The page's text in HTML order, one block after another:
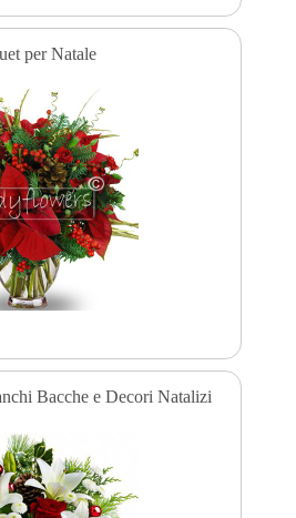
per Natale
Bacche e Decori Natalizi